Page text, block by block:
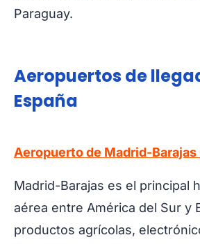
Paraguay.
Aeropuertos de
España
Aeropuerto de Madrid-Barajas
Madrid-Barajas es el principal
aérea entre América del Sur y
productos agrícolas,